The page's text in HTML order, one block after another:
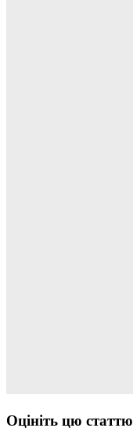
Оцініть цю статтю